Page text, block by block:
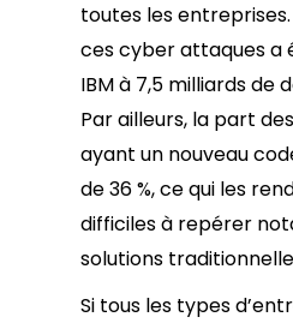
toutes les
ces cyber attaques a
IBM à 7,5 milliards de
Par ailleurs, la part
ayant un nouveau
de 36 %, ce qui les
difficiles à repérer
solutions
Si tous les types